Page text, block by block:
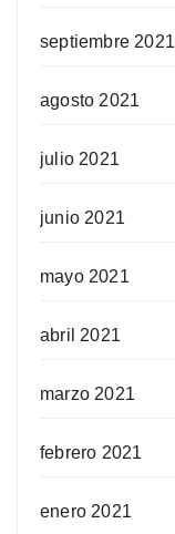
septiembre 2021
agosto 2021
julio 2021
junio 2021
mayo 2021
abril 2021
marzo 2021
febrero 2021
enero 2021